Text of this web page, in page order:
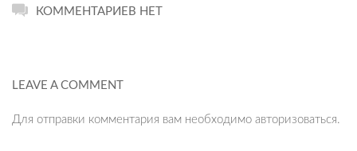
КОММЕНТАРИЕВ НЕТ
LEAVE A COMMENT
Для отправки комментария вам необходимо авторизоваться.